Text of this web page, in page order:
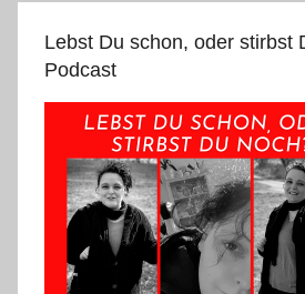
Lebst Du schon, oder stirbst
Podcast